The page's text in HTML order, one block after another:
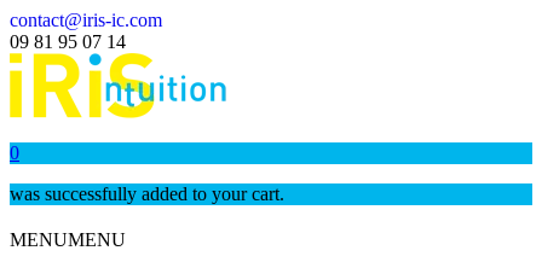
contact@iris-ic.com
09 81 95 07 14
0
was successfully added to your cart.
MENUMENU